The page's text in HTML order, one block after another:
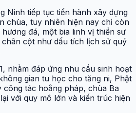
Ninh tiếp tục tiến hành xây dựng
chùa, tuy nhiên hiện nay chỉ còn
đá, một bia linh vị thiền sư
cột như dấu tích lịch sử quý
nhằm đáp ứng nhu cầu sinh hoạt
gian tu học cho tăng ni, Phật
tác hoằng pháp, chùa Ba
với quy mô lớn và kiến trúc hiện